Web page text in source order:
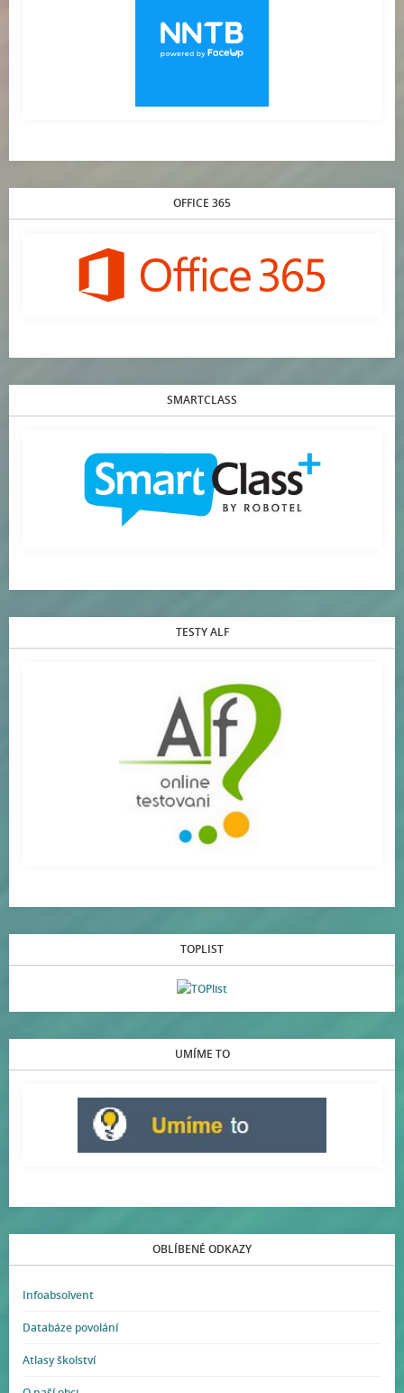
OFFICE 365
SMARTCLASS
TESTY ALF
TOPLIST
UMÍME TO
OBLÍBENÉ ODKAZY
Infoabsolvent
Databáze povolání
Atlasy školství